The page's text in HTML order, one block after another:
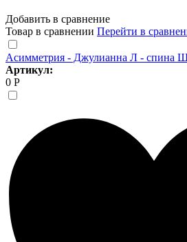
Добавить в сравнение
Товар в сравнении Перейти в
Асимметрия - Джулианна Л - спина
Артикул:
0 Р